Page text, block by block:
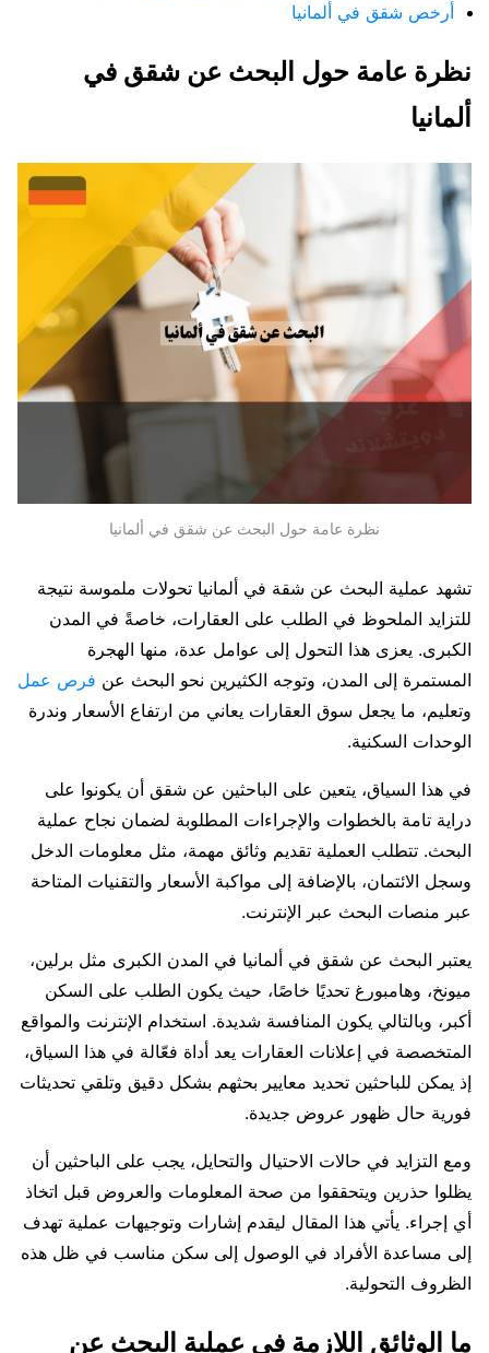
أرخص شقق في ألمانيا
نظرة عامة حول البحث عن شقق في
ألمانيا
نظرة عامة حول البحث عن شقق في ألمانيا
تشهد عملية البحث عن شقة في ألمانيا تحولات ملموسة نتيجة
للتزايد الملحوظ في الطلب على العقارات، خاصةً في المدن
الكبرى. يعزى هذا التحول إلى عوامل عدة، منها الهجرة
المستمرة إلى المدن، وتوجه الكثيرين نحو البحث عن فرص عمل
وتعليم، ما يجعل سوق العقارات يعاني من ارتفاع الأسعار وندرة
الوحدات السكنية.
في هذا السياق، يتعين على الباحثين عن شقق أن يكونوا على
دراية تامة بالخطوات والإجراءات المطلوبة لضمان نجاح عملية
البحث. تتطلب العملية تقديم وثائق مهمة، مثل معلومات الدخل
وسجل الائتمان، بالإضافة إلى مواكبة الأسعار والتقنيات المتاحة
عبر منصات البحث عبر الإنترنت.
يعتبر البحث عن شقق في ألمانيا في المدن الكبرى مثل برلين،
ميونخ، وهامبورغ تحديًا خاصًا، حيث يكون الطلب على السكن
أكبر، وبالتالي يكون المنافسة شديدة. استخدام الإنترنت والمواقع
المتخصصة في إعلانات العقارات يعد أداة فعّالة في هذا السياق،
إذ يمكن للباحثين تحديد معايير بحثهم بشكل دقيق وتلقي تحديثات
فورية حال ظهور عروض جديدة.
ومع التزايد في حالات الاحتيال والتحايل، يجب على الباحثين أن
يظلوا حذرين ويتحققوا من صحة المعلومات والعروض قبل اتخاذ
أي إجراء. يأتي هذا المقال ليقدم إشارات وتوجيهات عملية تهدف
إلى مساعدة الأفراد في الوصول إلى سكن مناسب في ظل هذه
الظروف التحولية.
ما الوثائق اللازمة في عملية البحث عن